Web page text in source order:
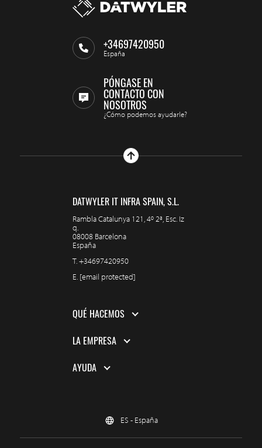
+34697420950
España
PÓNGASE EN
CONTACTO CON
NOSOTROS
¿Cómo podemos ayudarle?
DATWYLER IT INFRA SPAIN, S.L.
Rambla Catalunya 121, 4º 2ª, Esc. Iz
q.
08008 Barcelona
España
T.+34697420950
E. [email protected]
QUÉ HACEMOS
LA EMPRESA
AYUDA
ES - España